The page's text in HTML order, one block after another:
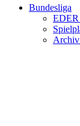
Bundesliga
EDER
Archiv